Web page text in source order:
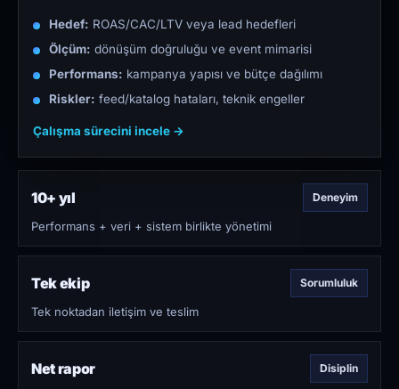
Hedef: ROAS/CAC/LTV veya lead hedefleri
Ölçüm: dönüşüm doğruluğu ve event mimarisi
Performans: kampanya yapısı ve bütçe dağılımı
Riskler: feed/katalog hataları, teknik engeller
Çalışma sürecini incele →
10+ yıl Deneyim
Performans + veri + sistem birlikte yönetimi
Tek ekip Sorumluluk
Tek noktadan iletişim ve teslim
Net rapor Disiplin